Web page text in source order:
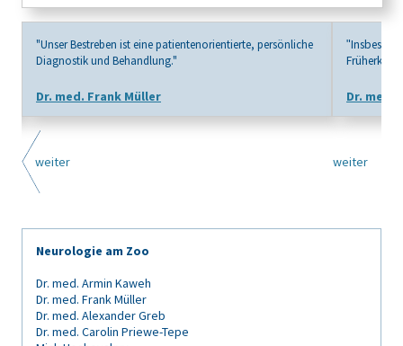
"Unser Bestreben ist eine patientenorientierte, persönliche
Diagnostik und Behandlung."
Dr. med. Frank Müller
"
Dr. med.
weiter weiter
Neurologie am Zoo
Dr. med. Armin Kaweh
Dr. med. Frank Müller
Dr. med. Alexander Greb
Dr. med. Carolin Priewe-Tepe